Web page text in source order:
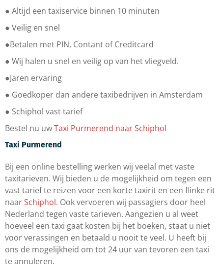
● Altijd een taxiservice binnen 10 minuten
● Veilig en snel
●Betalen met PIN, Contant of Creditcard
● Wij halen u snel en veilig op van het vliegveld.
●Jaren ervaring
● Goedkoper dan andere taxibedrijven in Amsterdam
● Schiphol vast tarief
Bestel nu uwTaxi Purmerend naar Schiphol
Taxi Purmerend
Bij een online bestelling werken wij veelal met vaste
taxitarieven. Wij bieden u de mogelijkheid om tegen een
vast tarief te reizen voor een korte taxirit en een flinke rit
naarSchiphol. Ook vervoeren wij passagiers door heel
Nederland tegen vaste tarieven. Aangezien u al weet
hoeveel een taxi gaat kosten bij het boeken, staat u niet
voor verassingen en betaald u nooit te veel. U heeft bij
ons de mogelijkheid om tot 24 uur van tevoren een taxi
te annuleren.